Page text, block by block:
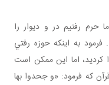
حرم رفتيم در و ديوار را
فرمود به اينکه حوزه رفتي
اما اين ممکن است
که فرمود: «و جحدوا بها